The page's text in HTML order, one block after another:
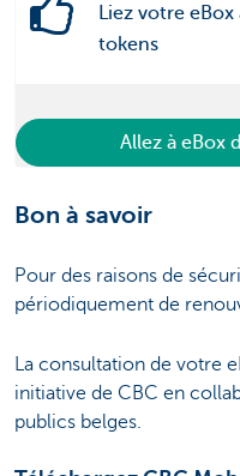
Liez votre
tokens
Allez à eBox
Bon à savoir
Pour des raisons de
périodiquement de
La consultation de votre
initiative de CBC en
publics belges.